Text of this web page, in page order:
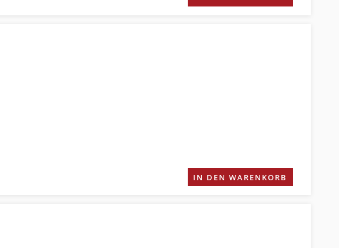
IN DEN WARENKORB